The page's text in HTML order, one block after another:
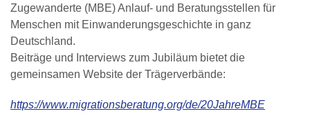
Zugewanderte (MBE) Anlauf- und Beratungsstellen für
Menschen mit Einwanderungsgeschichte in ganz
Deutschland.
Beiträge und Interviews zum Jubiläum bietet die
gemeinsamen Website der Trägerverbände:
https://www.migrationsberatung.org/de/20JahreMBE